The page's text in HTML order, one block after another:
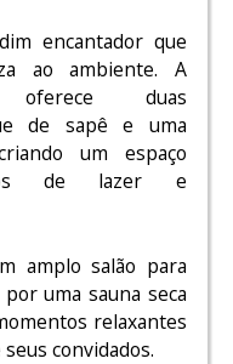
encantador que
ao ambiente. A
oferece duas
de sapê e uma
um espaço
de lazer e
amplo salão para
uma sauna seca
relaxantes
convidados.